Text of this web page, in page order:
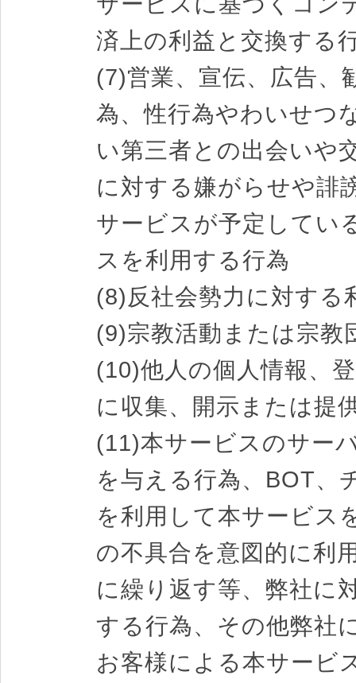
済上の利益と交換する
(7)営業、宣伝、広告、
為、性行為やわいせつ
い第三者との出会いや
に対する嫌がらせや誹
サービスが予定してい
スを利用する行為
(8)反社会勢力に対する
(9)宗教活動または宗教
(10)他人の個人情報、
に収集、開示または提
(11)本サービスのサー
を与える行為、BOT、
を利用して本サービス
の不具合を意図的に利
に繰り返す等、弊社に
する行為、その他弊社
お客様による本サービ